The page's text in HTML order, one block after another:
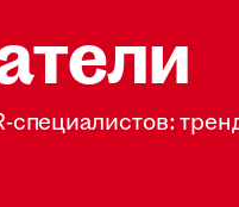
специалистов: